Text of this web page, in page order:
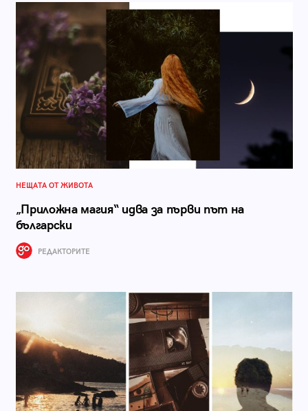
НЕЩАТА ОТ ЖИВОТА
„Приложна магия“ идва за първи път на
български
РЕДАКТОРИТЕ